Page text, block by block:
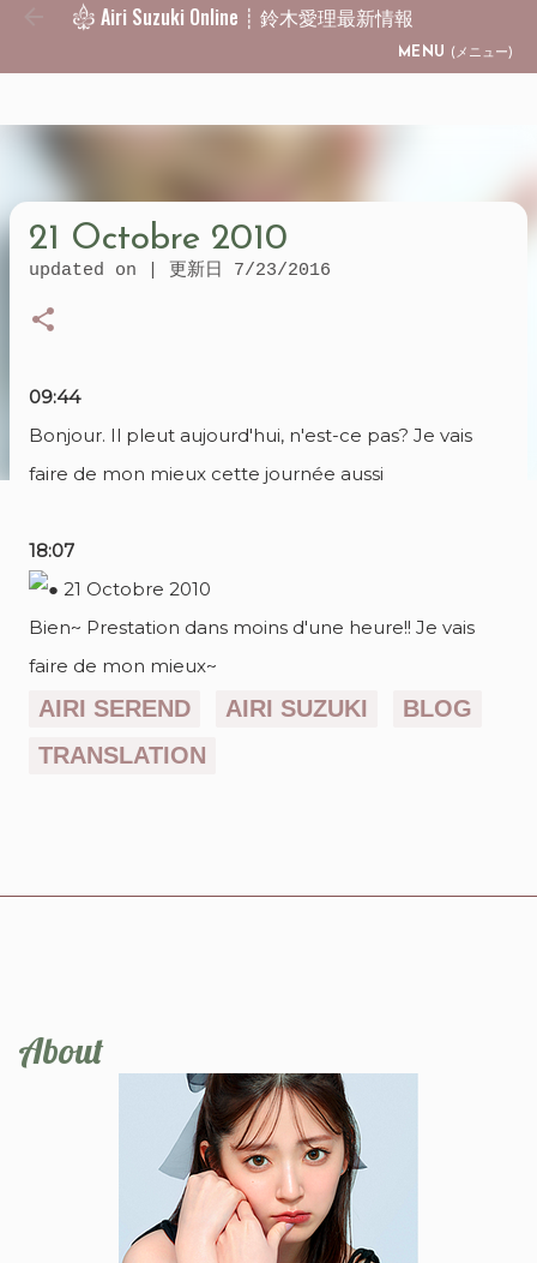
Skip to main content
Airi Suzuki Online ┊ 鈴木愛理最新情報
MENU (メニュー)
21 Octobre 2010
updated on | 更新日 7/23/2016
09:44
Bonjour. Il pleut aujourd'hui, n'est-ce pas? Je vais
faire de mon mieux cette journée aussi
18:07
Bien~ Prestation dans moins d'une heure!! Je vais
faire de mon mieux~
AIRI SEREND AIRI SUZUKI
BLOG
TRANSLATION
About